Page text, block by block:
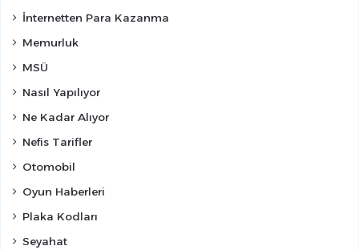
İnternetten Para Kazanma
Memurluk
MSÜ
Nasıl Yapılıyor
Ne Kadar Alıyor
Nefis Tarifler
Otomobil
Oyun Haberleri
Plaka Kodları
Seyahat